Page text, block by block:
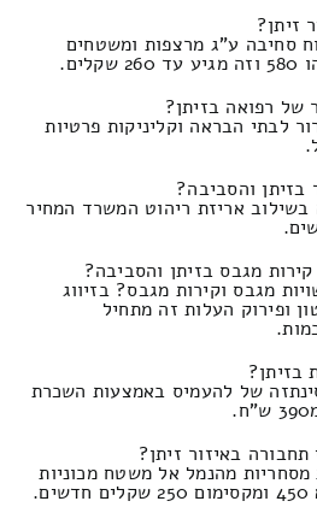
זיתן?
סחיבה ע"ג מרצפות ומשטחים
של רפואה בזיתן?
לבתי הבראה וקליניקות פרטיות
והסביבה?
אריזת ריהוט המשרד המחיר
מגבס בזיתן והסביבה?
מגבס וקירות מגבס? בזיווג
ופירוק העלות זה מתחיל
בזיתן?
של להעמיס באמצעות השכרת
באיזור זיתן?
מהנמל אל משטח מכוניות